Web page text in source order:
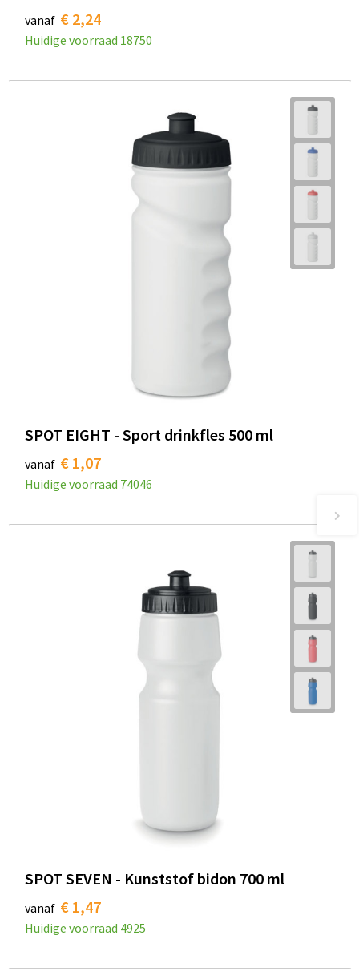
vanaf € 2,24
Huidige voorraad 18750
SPOT EIGHT - Sport drinkfles 500 ml
vanaf € 1,07
Huidige voorraad 74046
SPOT SEVEN - Kunststof bidon 700 ml
vanaf € 1,47
Huidige voorraad 4925